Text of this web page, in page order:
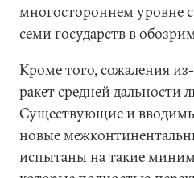
многостороннем уровне
семи государств в
Кроме того, сожаления
ракет средней
Существующие и
новые
испытаны на такие